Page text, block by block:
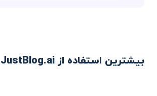
بیشترین استفاده از JustBlog.ai